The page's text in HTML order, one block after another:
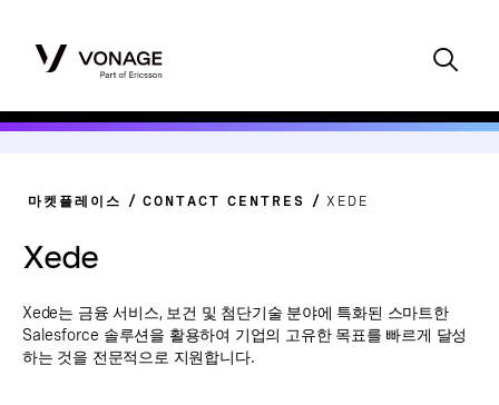
마켓플레이스 CONTACT CENTRES XEDE
Xede
Xede는 금융 서비스, 보건 및 첨단기술 분야에 특화된 스마트한
Salesforce 솔루션을 활용하여 기업의 고유한 목표를 빠르게 달성
하는 것을 전문적으로 지원합니다.